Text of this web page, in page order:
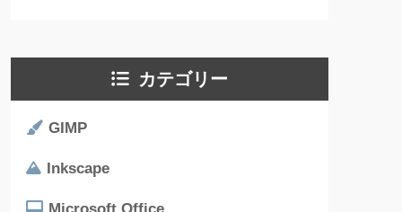
カテゴリー
GIMP
Inkscape